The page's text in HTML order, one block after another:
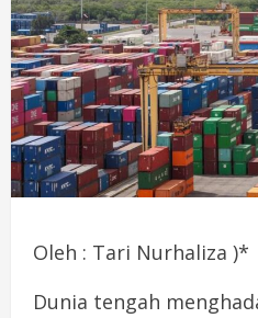
Oleh : Tari Nurhaliza )*
Dunia tengah